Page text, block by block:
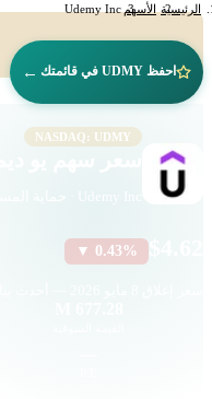
الرئيسية الأسهم Udemy Inc
احفظ UDMY في قائمتك ←
NASDAQ: UDMY
▼ 0.43%